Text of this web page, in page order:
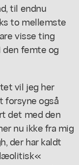
til endnu
to mellemste
visse ting
femte og
vil jeg her
forsyne også
det med den
nu ikke fra mig
der har kaldt